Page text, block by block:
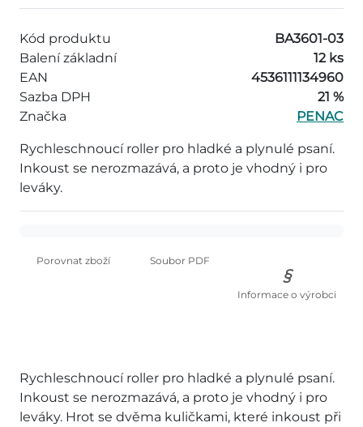
Kód produktu
BA3601-03
Balení základní
12 ks
EAN
4536111134960
Sazba DPH
21 %
Značka
PENAC
Rychleschnoucí roller pro hladké a plynulé psaní.
Inkoust se nerozmazává, a proto je vhodný i pro
leváky.
Porovnat zboží Soubor PDF
Informace o výrobci
Rychleschnoucí roller pro hladké a plynulé psaní.
Inkoust se nerozmazává, a proto je vhodný i pro
leváky. Hrot se dvěma kuličkami, které inkoust při